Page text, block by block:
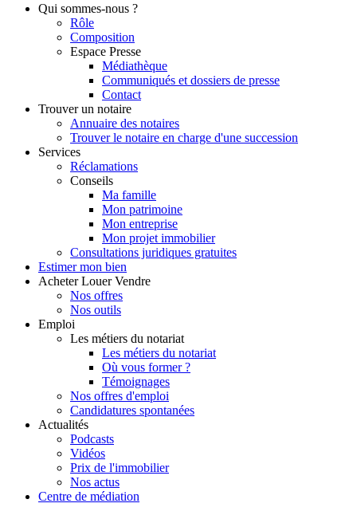
Qui sommes-nous ?
Rôle
Composition
Espace Presse
Médiathèque
Communiqués et dossiers de presse
Contact
Trouver un notaire
Annuaire des notaires
Trouver le notaire en charge d'une succession
Services
Réclamations
Conseils
Ma famille
Mon patrimoine
Mon entreprise
Mon projet immobilier
Consultations juridiques gratuites
Estimer mon bien
Acheter Louer Vendre
Nos offres
Nos outils
Emploi
Les métiers du notariat
Les métiers du notariat
Où vous former ?
Témoignages
Nos offres d'emploi
Candidatures spontanées
Actualités
Podcasts
Vidéos
Prix de l'immobilier
Nos actus
Centre de médiation